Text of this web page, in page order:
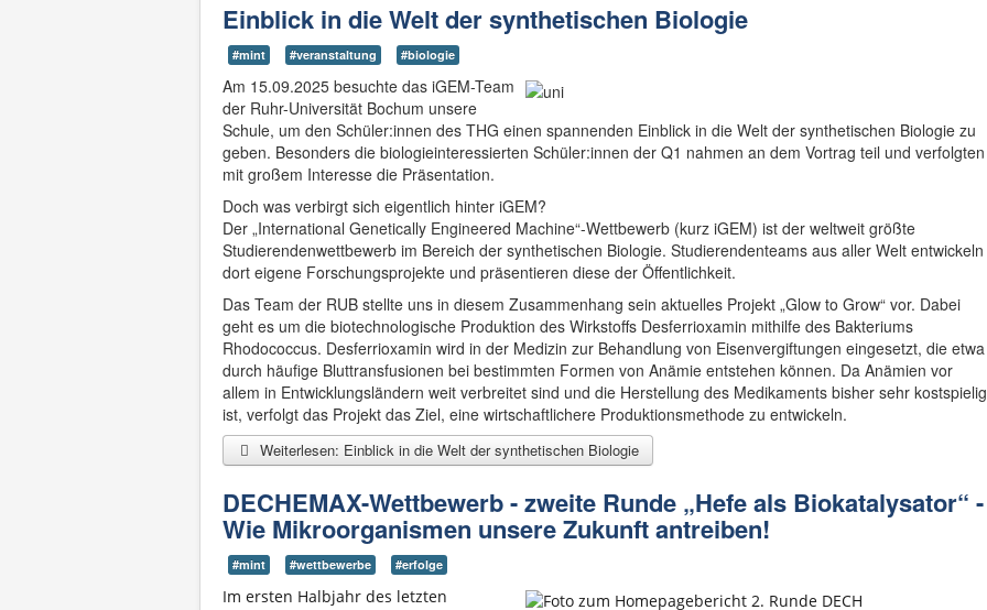
Einblick in die Welt der synthetischen Biologie
#mint #veranstaltung #biologie
Am 15.09.2025 besuchte das iGEM-Team
der Ruhr-Universität Bochum unsere
Schule, um den Schüler:innen des THG einen spannenden Einblick in die Welt der synthetischen Biologie zu
geben. Besonders die biologieinteressierten Schüler:innen der Q1 nahmen an dem Vortrag teil und verfolgten
mit großem Interesse die Präsentation.
Doch was verbirgt sich eigentlich hinter iGEM?
Der „International Genetically Engineered Machine“-Wettbewerb (kurz iGEM) ist der weltweit größte
Studierendenwettbewerb im Bereich der synthetischen Biologie. Studierendenteams aus aller Welt entwickeln
dort eigene Forschungsprojekte und präsentieren diese der Öffentlichkeit.
Das Team der RUB stellte uns in diesem Zusammenhang sein aktuelles Projekt „Glow to Grow“ vor. Dabei
geht es um die biotechnologische Produktion des Wirkstoffs Desferrioxamin mithilfe des Bakteriums
Rhodococcus. Desferrioxamin wird in der Medizin zur Behandlung von Eisenvergiftungen eingesetzt, die etwa
durch häufige Bluttransfusionen bei bestimmten Formen von Anämie entstehen können. Da Anämien vor
allem in Entwicklungsländern weit verbreitet sind und die Herstellung des Medikaments bisher sehr kostspielig
ist, verfolgt das Projekt das Ziel, eine wirtschaftlichere Produktionsmethode zu entwickeln.
Weiterlesen: Einblick in die Welt der synthetischen Biologie
DECHEMAX-Wettbewerb - zweite Runde „Hefe als Biokatalysator“ -
Wie Mikroorganismen unsere Zukunft antreiben!
#mint #wettbewerbe #erfolge
Im ersten Halbjahr des letzten